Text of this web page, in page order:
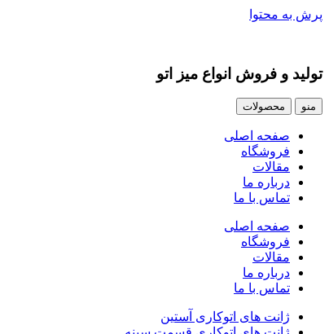
پرش به محتوا
تولید و فروش انواع میز اتو
منو محصولات
صفحه اصلی
فروشگاه
مقالات
درباره ما
تماس با ما
صفحه اصلی
فروشگاه
مقالات
درباره ما
تماس با ما
ژانت های اتوکاری آستین